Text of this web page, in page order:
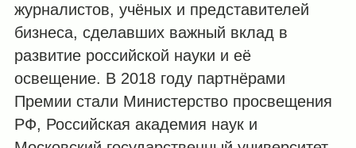
журналистов, учёных и представителей
бизнеса, сделавших важный вклад в
развитие российской науки и её
освещение. В 2018 году партнёрами
Премии стали Министерство просвещения
РФ, Российская академия наук и